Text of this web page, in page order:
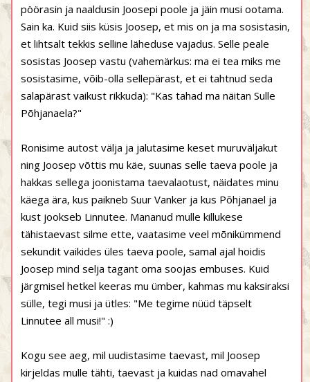
pöörasin ja naaldusin Joosepi poole ja jäin musi ootama.
Sain ka. Kuid siis küsis Joosep, et mis on ja ma sosistasin,
et lihtsalt tekkis selline läheduse vajadus. Selle peale
sosistas Joosep vastu (vahemärkus: ma ei tea miks me
sosistasime, võib-olla sellepärast, et ei tahtnud seda
salapärast vaikust rikkuda): "Kas tahad ma näitan Sulle
Põhjanaela?"
Ronisime autost välja ja jalutasime keset muruväljakut
ning Joosep võttis mu käe, suunas selle taeva poole ja
hakkas sellega joonistama taevalaotust, näidates minu
käega ära, kus paikneb Suur Vanker ja kus Põhjanael ja
kust jookseb Linnutee. Mananud mulle killukese
tähistaevast silme ette, vaatasime veel mõnikümmend
sekundit vaikides üles taeva poole, samal ajal hoidis
Joosep mind selja tagant oma soojas embuses. Kuid
järgmisel hetkel keeras mu ümber, kahmas mu kaksiraksi
sülle, tegi musi ja ütles: "Me tegime nüüd täpselt
Linnutee all musi!" :)
Kogu see aeg, mil uudistasime taevast, mil Joosep
kirjeldas mulle tähti, taevast ja kuidas nad omavahel